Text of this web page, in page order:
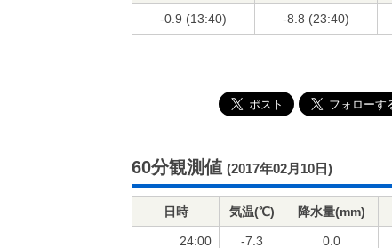
-0.9 (13:40) -8.8 (23:40)
60分観測値 (2017年02月10日)
日時 気温(℃) 降水量(mm)
24:00 -7.3 0.0